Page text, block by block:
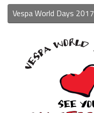
Vespa World Days 2017